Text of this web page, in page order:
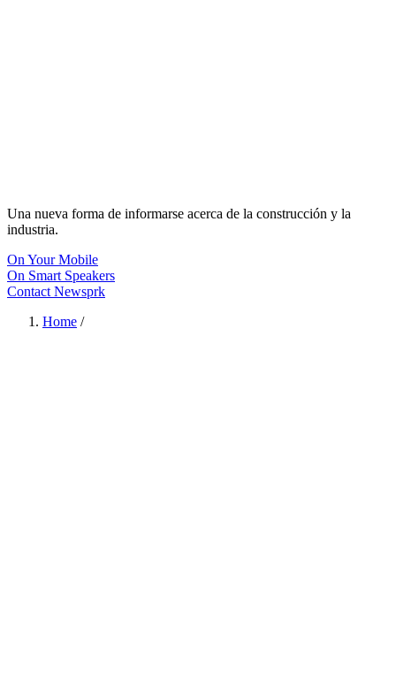
Una nueva forma de informarse acerca de la construcción y la
industria.
On Your Mobile
On Smart Speakers
Contact Newsprk
Home /